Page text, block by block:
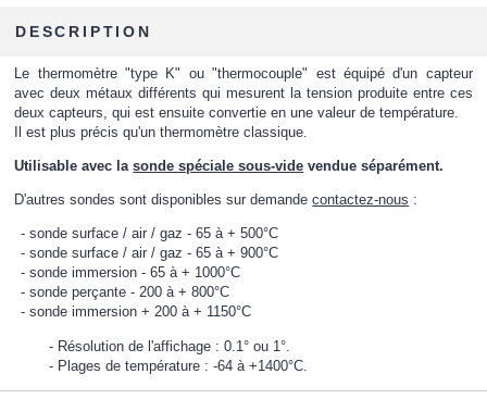
DESCRIPTION
Le thermomètre "type K" ou "thermocouple" est équipé d'un capteur
avec deux métaux différents qui mesurent la tension produite entre ces
deux capteurs, qui est ensuite convertie en une valeur de température.
Il est plus précis qu'un thermomètre classique.
Utilisable avec lasonde spéciale sous-vide vendue séparément.
D'autres sondes sont disponibles sur demandecontactez-nous :
sonde surface / air / gaz - 65 à + 500°C
sonde surface / air / gaz - 65 à + 900°C
sonde immersion - 65 à + 1000°C
sonde perçante - 200 à + 800°C
sonde immersion + 200 à + 1150°C
Résolution de l'affichage : 0.1° ou 1°.
Plages de température : -64 à +1400°C.